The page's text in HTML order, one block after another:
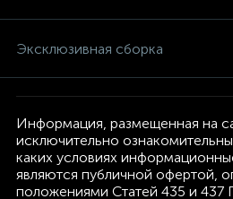
Эксклюзивная сборка
Информация, размещенная на
исключительно
каких условиях
являются публичной офертой,
положениями Статей 435 и 437